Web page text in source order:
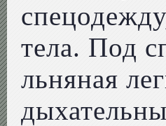
тела. Под
льняная